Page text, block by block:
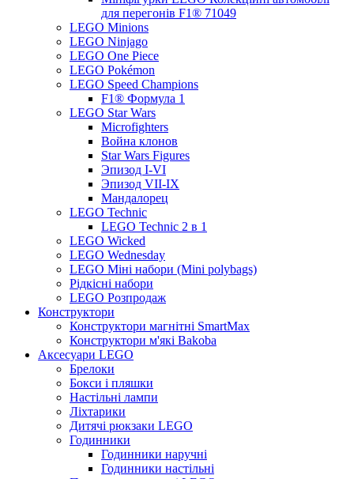
для перегонів F1® 71049
LEGO Minions
LEGO Ninjago
LEGO One Piece
LEGO Pokémon
LEGO Speed Champions
F1® Формула 1
LEGO Star Wars
Microfighters
Война клонов
Star Wars Figures
Эпизод I-VI
Эпизод VII-IX
Мандалорец
LEGO Technic
LEGO Technic 2 в 1
LEGO Wicked
LEGO Wednesday
LEGO Міні набори (Mini polybags)
Рідкісні набори
LEGO Розпродаж
Конструктори
Конструктори магнітні SmartMax
Конструктори м'які Bakoba
Аксесуари LEGO
Брелоки
Бокси і пляшки
Настільні лампи
Ліхтарики
Дитячі рюкзаки LEGO
Годинники
Годинники наручні
Годинники настільні